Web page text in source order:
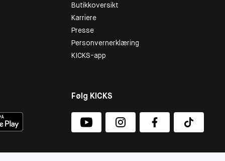
Butikkoversikt
Karriere
Presse
Personvernerklæring
KICKS-app
Følg KICKS